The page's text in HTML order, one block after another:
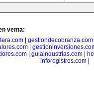
venta:
| gestiondecobranza.com
|
guiaindustrias.com
inforegistros.com|